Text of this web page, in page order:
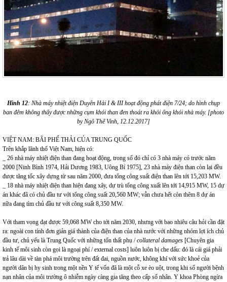
Hình 12: Nhà máy nhiệt điện Duyên Hải I & III hoạt động phát điện 7/24; do hình chụp
ban đêm không thấy được những cụm khói than đen thoát ra khỏi ống khói nhà máy. [photo
by Ngô Thế Vinh, 12.12.2017]
VIỆT NAM: BÃI PHẾ THẢI CỦA TRUNG QUỐC
Trên khắp lãnh thổ Việt Nam, hiện có:
_ 26 nhà máy nhiệt điện than đang hoạt động, trong số đó chỉ có 3 nhà máy có trước năm
2000 [Ninh Bình 1974, Hải Dương 1983, Uông Bí 1975], 23 nhà máy điện than còn lại đều
được tăng tốc xây dựng từ sau năm 2000, đưa tổng công suất điện than lên tới 15,203 MW.
_ 18 nhà máy nhiệt điện than hiện đang xây, dự trù tổng công xuất lên tới 14,915 MW, 15 dự
án khác đã có chủ đầu tư với tổng công suất 20,560 MW; vẫn chưa hết còn thêm 8 dự án
nữa đang tìm chủ đầu tư với công suất 8,350 MW.
Với tham vọng đạt được 59,068 MW cho tới năm 2030, nhưng với bao nhiêu câu hỏi cần đặt
ra: ngoài con tính đơn giản giá thành của điện than của nhà nước với những nhóm lợi ích chủ
đầu tư, chủ yếu là Trung Quốc với những tổn thất phụ /collateral damages [Chuyên gia
kinh tế môi sinh còn gọi là ngoại phí / external costs] luôn luôn bị che dấu: đó là cái giá phải
trả lâu dài về tàn phá môi trường trên đất đai, nguồn nước, không khí với sức khoẻ của
người dân bị hy sinh trong một nền Y tế vốn đã là một cỗ xe èo uột, trong khi số người bệnh
nạn nhân của môi trường ô nhiễm ngày càng gia tăng theo cấp số nhân. Y khoa Phòng ngừa